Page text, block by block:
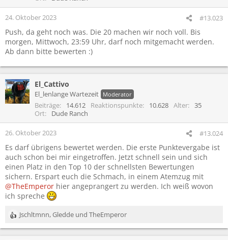
24. Oktober 2023 #13.023
Push, da geht noch was. Die 20 machen wir noch voll. Bis
morgen, Mittwoch, 23:59 Uhr, darf noch mitgemacht werden.
Ab dann bitte bewerten :)
El_Cattivo
El_lenlange Wartezeit Moderator
Beiträge 14.612 Reaktionspunkte 10.628 Alter
35
Ort
Dude Ranch
26. Oktober 2023 #13.024
Es darf übrigens bewertet werden. Die erste Punktevergabe ist
auch schon bei mir eingetroffen. Jetzt schnell sein und sich
einen Platz in den Top 10 der schnellsten Bewertungen
sichern. Erspart euch die Schmach, in einem Atemzug mit
@TheEmperor hier angeprangert zu werden. Ich weiß wovon
ich spreche
R
e
Jschltmnn,Gledde und TheEmperor